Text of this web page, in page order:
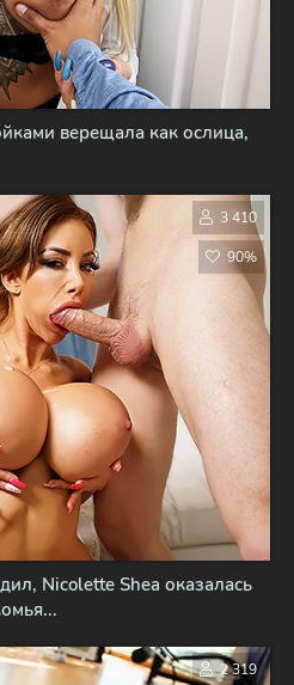
верещала как ослица,
Nicolette Shea оказалась
3 410
90%
2 319